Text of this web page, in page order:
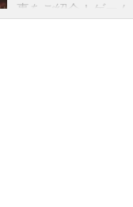
事をご紹介！ゲー